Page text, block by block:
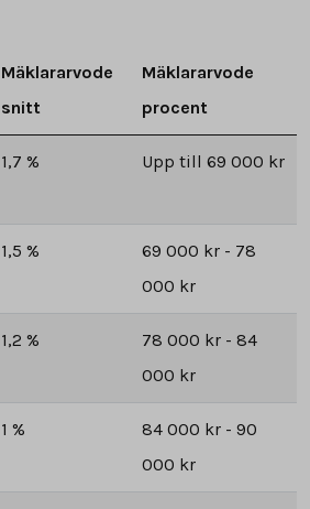
Mäklararvode
snitt
Mäklararvode
procent
1,7 % Upp till 69 000 kr
1,5 %
69 000 kr - 78
000 kr
1,2 %
78 000 kr - 84
000 kr
1 %
84 000 kr - 90
000 kr